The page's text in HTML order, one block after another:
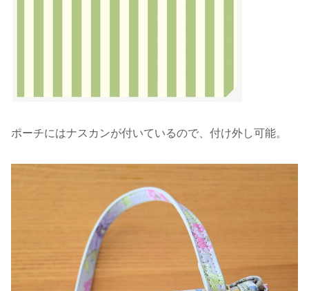
ポーチにはナスカンが付いているので、付け外し可能。